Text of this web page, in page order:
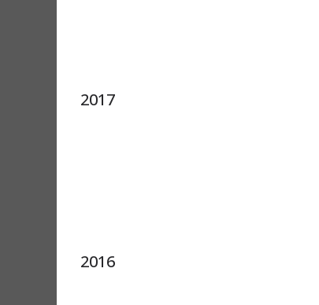
2017
2016